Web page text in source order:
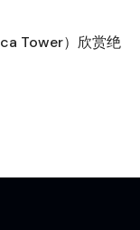
Tower）欣赏绝